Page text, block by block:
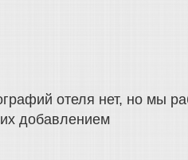
отеля нет, но мы
их добавлением